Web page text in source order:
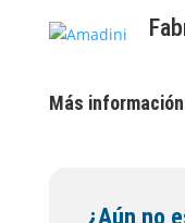
Más
¿Aún no